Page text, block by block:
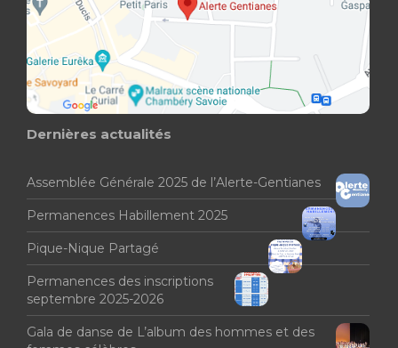
Dernières actualités
Assemblée Générale 2025 de l’Alerte-Gentianes
Permanences Habillement 2025
Pique-Nique Partagé
Permanences des inscriptions
septembre 2025-2026
Gala de danse de L’album des hommes et des